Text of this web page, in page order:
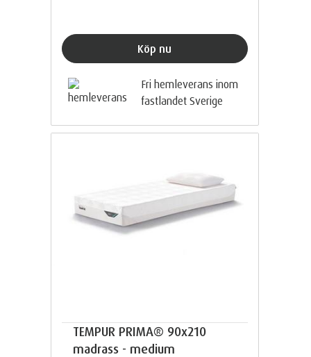
Köp nu
Fri hemleverans inom
fastlandet Sverige
TEMPUR PRIMA® 90x210
madrass - medium